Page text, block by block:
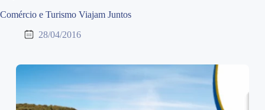
Comércio e Turismo Viajam Juntos
28/04/2016